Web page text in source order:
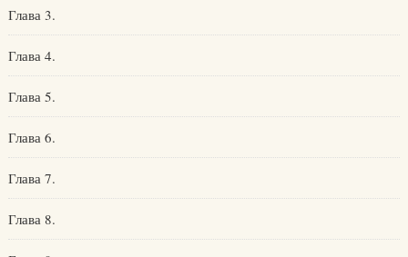
Глава 3.
Глава 4.
Глава 5.
Глава 6.
Глава 7.
Глава 8.